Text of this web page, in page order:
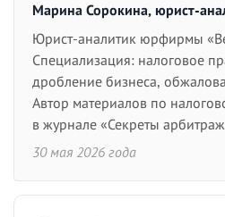
Марина Сорокина, юрист-
Юрист-аналитик юрфирмы
Специализация: налоговое
дробление бизнеса,
Автор материалов по
в журнале «Секреты
30 мая 2026 года